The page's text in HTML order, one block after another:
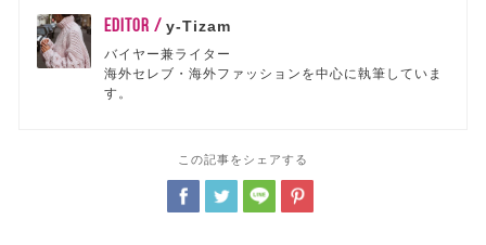
EDITOR /y-Tizam
バイヤー兼ライター
海外セレブ・海外ファッションを中心に執筆していま
す。
この記事をシェアする